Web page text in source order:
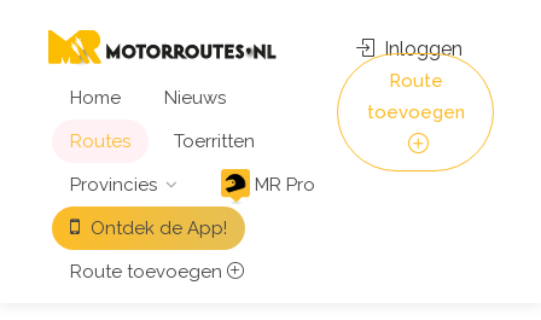
Home
Nieuws
Routes
Toerritten
Provincies
MR Pro
Ontdek de App!
Route toevoegen
Inloggen
Route
toevoegen